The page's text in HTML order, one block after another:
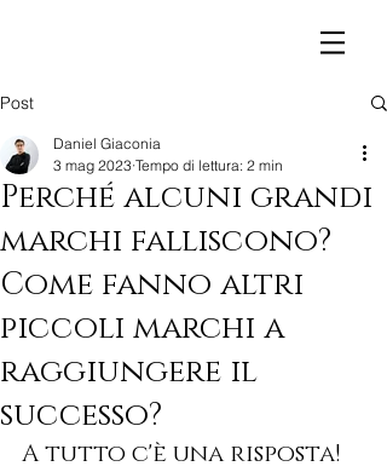
Post
Perché alcuni grandi
marchi falliscono?
Come fanno altri
piccoli marchi a
raggiungere il
successo?
Daniel Giaconia
3 mag 2023 Tempo di lettura: 2 min
A tutto c'è una risposta!